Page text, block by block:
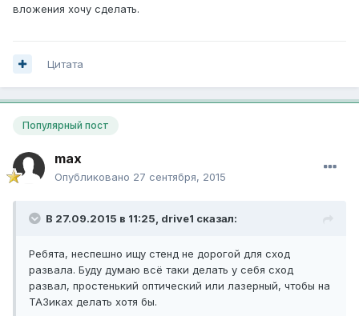
вложения хочу сделать.
Цитата
Популярный пост
max
Опубликовано 27 сентября, 2015
В 27.09.2015 в 11:25, drive1 сказал:
Ребята, неспешно ищу стенд не дорогой для сход
развала. Буду думаю всё таки делать у себя сход
развал, простенький оптический или лазерный, чтобы на
ТАЗиках делать хотя бы.